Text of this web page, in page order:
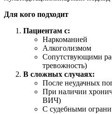
Для кого подходит
Пациентам с:
Наркоманией
Алкоголизмом
Сопутствующими
тревожность)
В сложных случаях:
После неудачных
При наличии
ВИЧ)
С судебными